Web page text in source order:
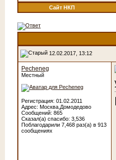
Сайт НКП
12.02.2017, 13:12
Pecheneg
Местный
Регистрация: 01.02.2011
Адрес: Москва,Домодедово
Сообщений: 865
Сказал(а) спасибо: 3,536
Поблагодарили 7,468 раз(а) в 913
сообщениях